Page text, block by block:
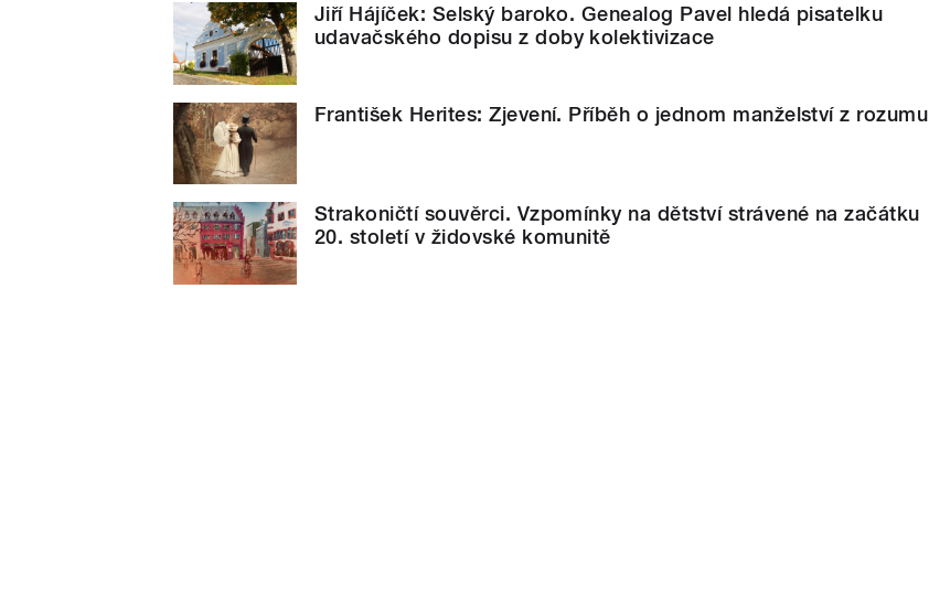
Jiří Hájíček: Selský baroko. Genealog Pavel hledá pisatelku
udavačského dopisu z doby kolektivizace
František Herites: Zjevení. Příběh o jednom manželství z rozumu
Strakoničtí souvěrci. Vzpomínky na dětství strávené na začátku
20. století v židovské komunitě